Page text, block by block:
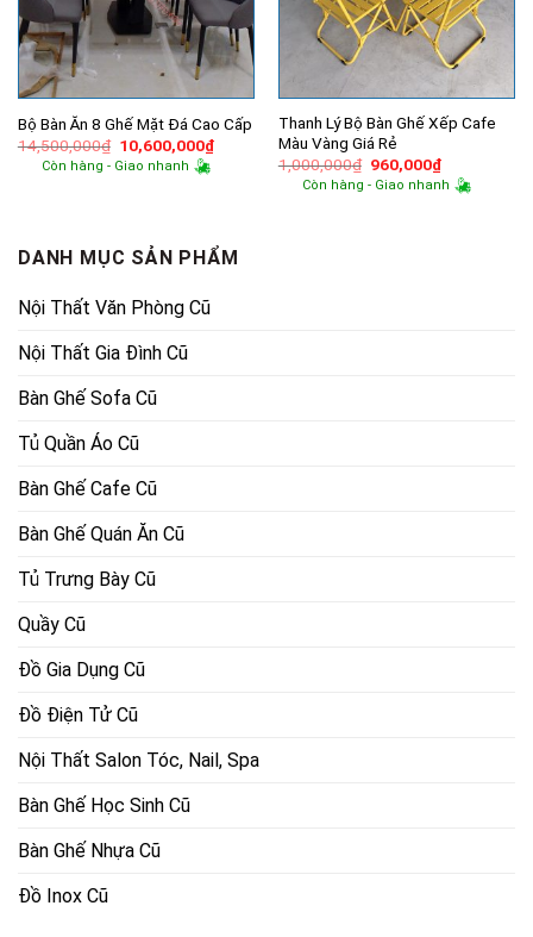
Bộ Bàn Ăn 8 Ghế Mặt Đá Cao Cấp
14,500,000₫ Giá
gốc
là:
10,600,000₫Giá
hiện
Còn hàng - Giao nhanh
Thanh Lý Bộ Bàn Ghế Xếp Cafe
Màu Vàng Giá Rẻ
1,000,000₫ Giá
gốc
là:
960,000₫Giá
hiện
tại
Còn hàng - Giao nhanh
DANH MỤC SẢN PHẨM
Nội Thất Văn Phòng Cũ
Nội Thất Gia Đình Cũ
Bàn Ghế Sofa Cũ
Tủ Quần Áo Cũ
Bàn Ghế Cafe Cũ
Bàn Ghế Quán Ăn Cũ
Tủ Trưng Bày Cũ
Quầy Cũ
Đồ Gia Dụng Cũ
Đồ Điện Tử Cũ
Nội Thất Salon Tóc, Nail, Spa
Bàn Ghế Học Sinh Cũ
Bàn Ghế Nhựa Cũ
Đồ Inox Cũ